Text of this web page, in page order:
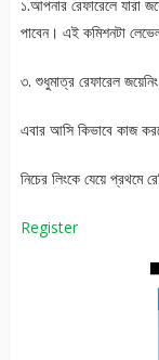
১.আপনার রেফারেলে যারা
পাবেন। এই কমিশনটা
৩. শুধুমাত্র রেফারেল
এবার আসি কিভাবে কাজ
নিচের লিংকে যেয়ে প্রথমে
Register